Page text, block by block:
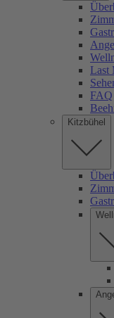
Last
FAQ
Kitzbühel